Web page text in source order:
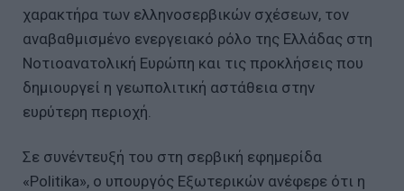
χαρακτήρα των ελληνοσερβικών σχέσεων, τον
αναβαθμισμένο ενεργειακό ρόλο της Ελλάδας στη
Νοτιοανατολική Ευρώπη και τις προκλήσεις που
δημιουργεί η γεωπολιτική αστάθεια στην
ευρύτερη περιοχή.
Σε συνέντευξή του στη σερβική εφημερίδα
«Politika», ο υπουργός Εξωτερικών ανέφερε ότι η